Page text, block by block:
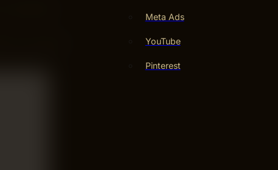
Meta Ads
YouTube
Pinterest
för att passa